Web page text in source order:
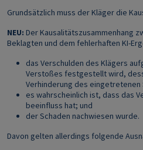
Grundsätzlich muss der Kläger die
NEU: Der Kausalitätszusammenhang
Beklagten und dem fehlerhaften KI-
das Verschulden des Klägers
Verstoßes festgestellt wird,
Verhinderung des
es wahrscheinlich ist, dass das
beeinfluss hat; und
der Schaden nachwiesen wurde.
Davon gelten allerdings folgende